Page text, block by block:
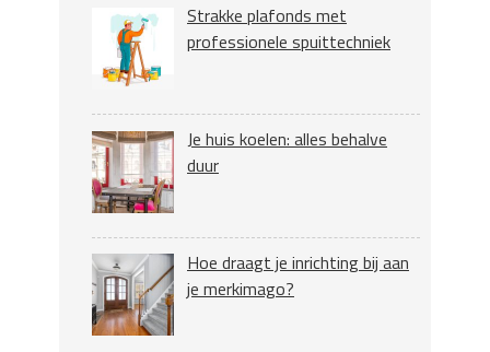
Strakke plafonds met
professionele spuittechniek
Je huis koelen: alles behalve
duur
Hoe draagt je inrichting bij aan
je merkimago?